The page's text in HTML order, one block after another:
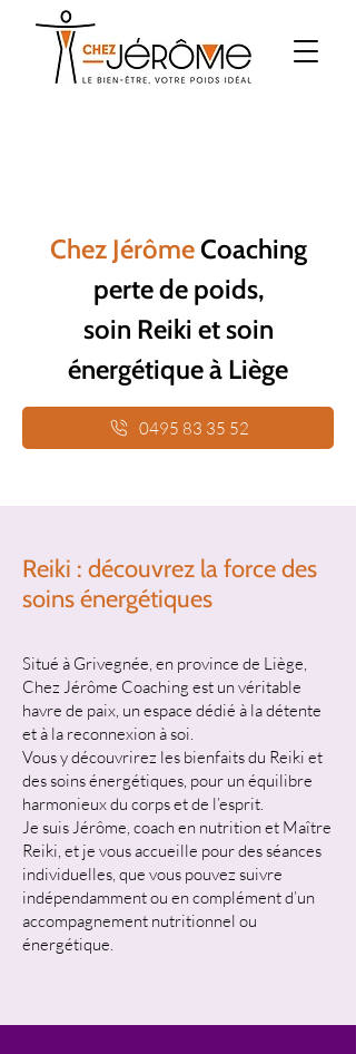
Chez JérômeCoaching
perte de poids,
soin Reiki et soin
énergétique à Liège
0495 83 35 52
Reiki : découvrez la force des
soins énergétiques
Situé à Grivegnée, en province de Liège,
Chez Jérôme Coaching est un véritable
havre de paix, un espace dédié à la détente
et à la reconnexion à soi.
Vous y découvrirez les bienfaits du Reiki et
des soins énergétiques, pour un équilibre
harmonieux du corps et de l’esprit.
Je suis Jérôme, coach en nutrition et Maître
Reiki, et je vous accueille pour des séances
individuelles, que vous pouvez suivre
indépendamment ou en complément d’un
accompagnement nutritionnel ou
énergétique.